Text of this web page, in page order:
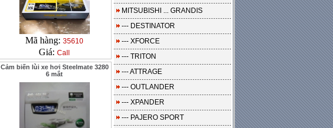
Mã hàng: 35610
Giá: Call
Cảm biến lùi xe hơi Steelmate 3280
6 mắt
MITSUBISHI ... GRANDIS
--- DESTINATOR
--- XFORCE
--- TRITON
--- ATTRAGE
--- OUTLANDER
--- XPANDER
--- PAJERO SPORT